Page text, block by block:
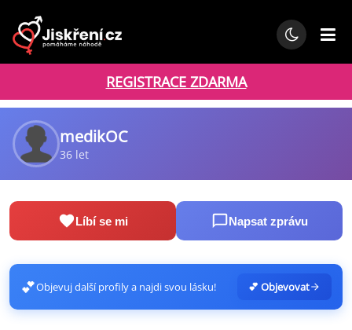
REGISTRACE ZDARMA
medikOC
36 let
Líbí se mi Napsat zprávu
💕Objevuj další profily a najdi svou lásku! 💕 Objevovat